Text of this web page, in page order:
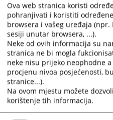
Ova web stranica koristi
pohranjivati i koristiti
browsera i vašeg uređaja
sesiji unutar browsera, ...).
Neke od ovih informacija su
stranica ne bi mogla
neke nisu prijeko neophodne
procjenu nivoa posjećenosti,
stranice...).
Na ovom mjestu možete
korištenje tih informacija.